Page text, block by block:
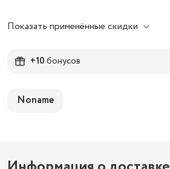
Показать применённые скидки
+10бонусов
Noname